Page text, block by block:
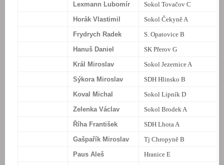
Lexmann Lubomír
Sokol Tovačov C
Horák Vlastimil
Sokol Čekyně A
Frydrych Radek
S. Opatovice B
Hanuš Daniel
SK Přerov G
Král Miroslav
Sokol Jezernice A
Sýkora Miroslav
SDH Hlinsko B
Koval Michal
Sokol Lipník D
Zelenka Václav
Sokol Brodek A
Říha František
SDH Lhota A
Gašpařík Miroslav
Tj Chropyně B
Paus Aleš
Hranice E